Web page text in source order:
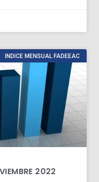
INDICE MENSUAL FADEEAC
2022